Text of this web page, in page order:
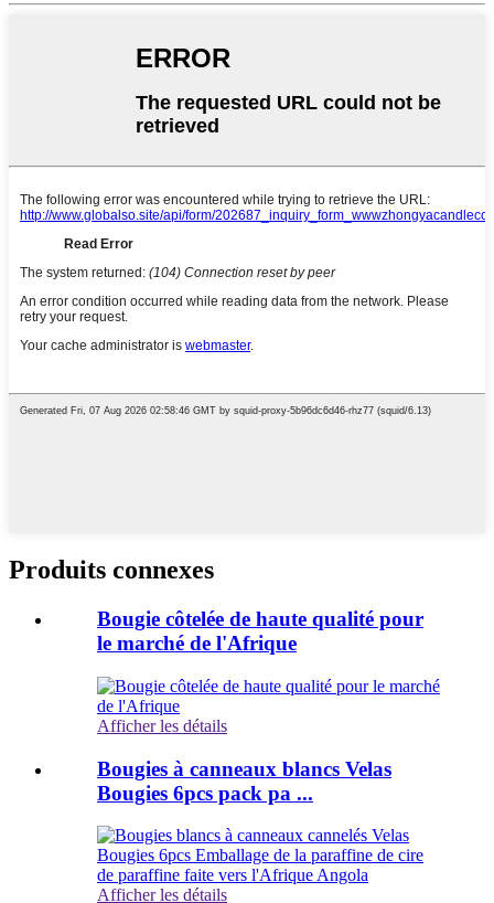
Produits connexes
Bougie côtelée de haute qualité pour
le marché de l'Afrique
Afficher les détails
Bougies à canneaux blancs Velas
Bougies 6pcs pack pa ...
Afficher les détails